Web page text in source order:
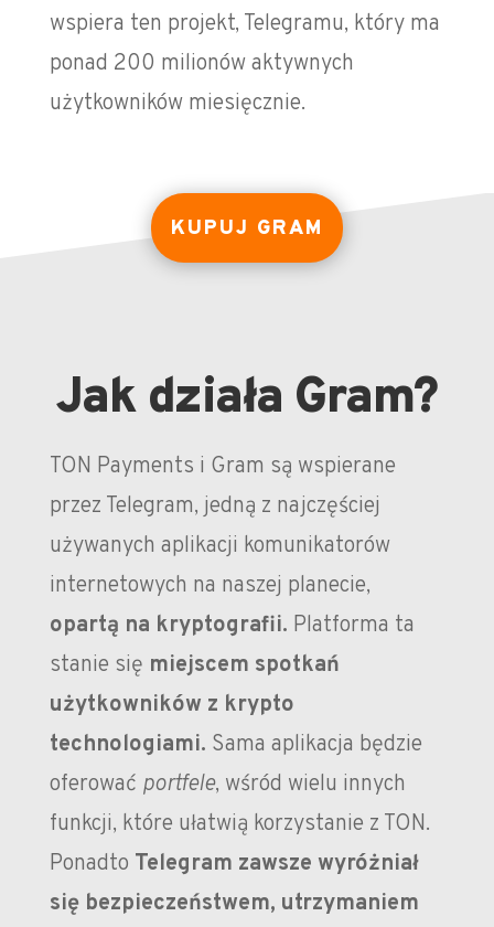
wspiera ten projekt, Telegramu, który ma
ponad 200 milionów aktywnych
użytkowników miesięcznie.
KUPUJ GRAM
Jak działa Gram?
TON Payments i Gram są wspierane
przez Telegram, jedną z najczęściej
używanych aplikacji komunikatorów
internetowych na naszej planecie,
opartą na kryptografii. Platforma ta
stanie się miejscem spotkań
użytkowników z krypto
technologiami. Sama aplikacja będzie
oferować portfele, wśród wielu innych
funkcji, które ułatwią korzystanie z TON.
Ponadto Telegram zawsze wyróżniał
się bezpieczeństwem, utrzymaniem